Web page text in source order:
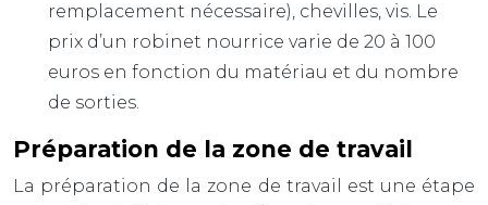
remplacement nécessaire), chevilles, vis. Le
prix d’un robinet nourrice varie de 20 à 100
euros en fonction du matériau et du nombre
de sorties.
Préparation de la zone de travail
La préparation de la zone de travail est une étape